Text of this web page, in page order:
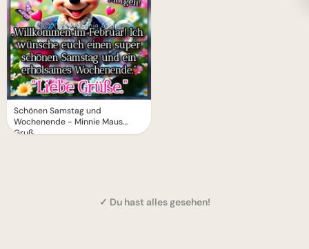
Schönen Samstag und
Wochenende - Minnie Maus
Gruß
✓ Du hast alles gesehen!